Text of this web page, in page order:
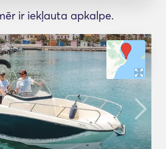
ir iekļauta apkalpe.